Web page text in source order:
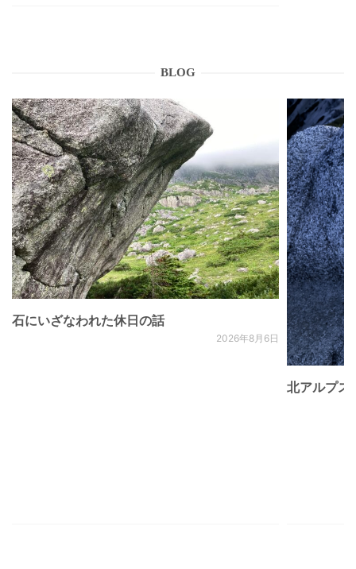
BLOG
石にいざなわれた休日の話
2026年8月6日
北アルプ